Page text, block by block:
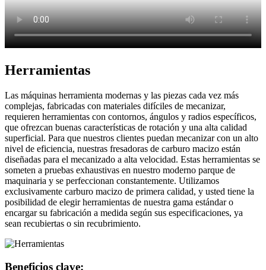
Herramientas
Las máquinas herramienta modernas y las piezas cada vez más
complejas, fabricadas con materiales difíciles de mecanizar,
requieren herramientas con contornos, ángulos y radios específicos,
que ofrezcan buenas características de rotación y una alta calidad
superficial. Para que nuestros clientes puedan mecanizar con un alto
nivel de eficiencia, nuestras fresadoras de carburo macizo están
diseñadas para el mecanizado a alta velocidad. Estas herramientas se
someten a pruebas exhaustivas en nuestro moderno parque de
maquinaria y se perfeccionan constantemente. Utilizamos
exclusivamente carburo macizo de primera calidad, y usted tiene la
posibilidad de elegir herramientas de nuestra gama estándar o
encargar su fabricación a medida según sus especificaciones, ya
sean recubiertas o sin recubrimiento.
Beneficios clave: